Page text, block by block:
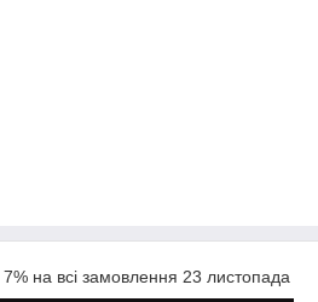
на всі замовлення 23 листопада